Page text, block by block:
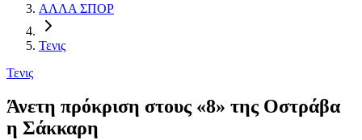
ΑΛΛΑ ΣΠΟΡ
Τενις
Τενις
Άνετη πρόκριση στους «8» της Οστράβα
η Σάκκαρη